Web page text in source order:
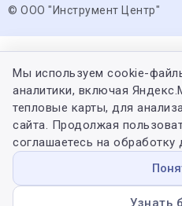
© ООО "Инструмент Центр"
Мы используем cookie-
аналитики, включая
тепловые карты, для
сайта. Продолжая
соглашаетесь на обработку
Узнать